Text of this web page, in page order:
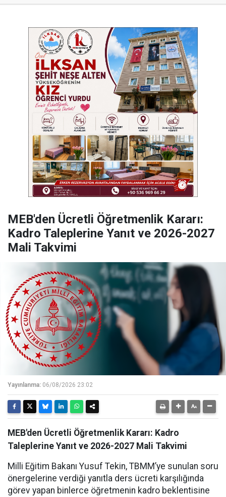
MEB'den Ücretli Öğretmenlik Kararı:
Kadro Taleplerine Yanıt ve 2026-2027
Mali Takvimi
Yayınlanma: 06/08/2026 23:02
MEB'den Ücretli Öğretmenlik Kararı: Kadro
Taleplerine Yanıt ve 2026-2027 Mali Takvimi
Milli Eğitim Bakanı Yusuf Tekin, TBMM’ye sunulan soru
önergelerine verdiği yanıtla ders ücreti karşılığında
görev yapan binlerce öğretmenin kadro beklentisine